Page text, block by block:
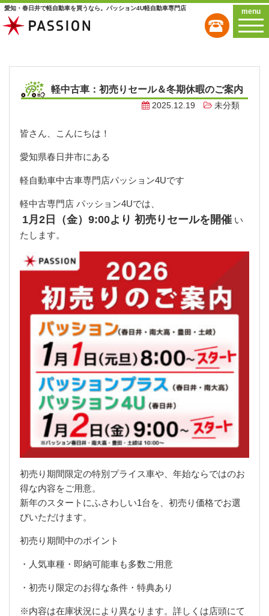
愛知・春日井で軽自動車を買うなら。パッション4U軽自動車専門店 menu
軽中古車：初売りセール＆冬期休暇のご案内
2025.12.19 未分類
皆さん、こんにちは！
愛知県春日井市にある
軽自動車中古車専門店パッション4Uです
軽中古専門店 パッション4Uでは、
1月2日（金）9:00より 初売りセールを開催 い
たします。
初売り期間限定の特別プライス車や、年始ならではのお
得な内容をご用意。
新年のスタートにふさわしい1台を、初売り価格でお選
びいただけます。
初売り期間中のポイント
・人気車種・即納可能車も多数ご用意
・初売り限定のお得な条件・特典あり
※内容は在庫状況により異なります。詳しくは店頭にて